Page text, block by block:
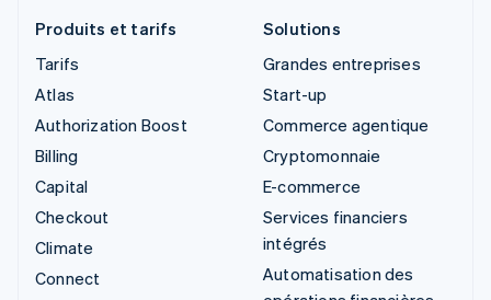
Produits et tarifs
Tarifs
Atlas
Authorization Boost
Billing
Capital
Checkout
Climate
Connect
Solutions
Grandes entreprises
Start-up
Commerce agentique
Cryptomonnaie
E-commerce
Services financiers
intégrés
Automatisation des